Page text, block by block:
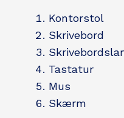
Kontorstol
Skrivebord
Tastatur
Mus
Skærm